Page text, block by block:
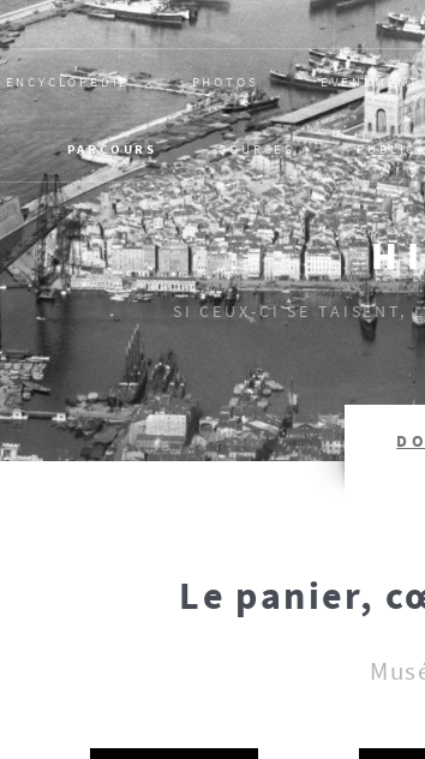
SI CEUX-CI SE TAISENT,
ENCYCLOPÉDIE PHOTOS
PARCOURS SOURCES
Le panier,